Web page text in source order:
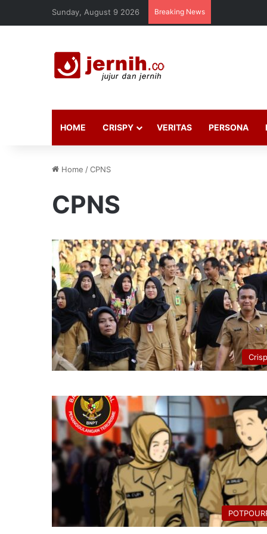
Sunday, August 9 2026 Breaking News
HOME CRISPY VERITAS PERSONA
Home /CPNS
CPNS